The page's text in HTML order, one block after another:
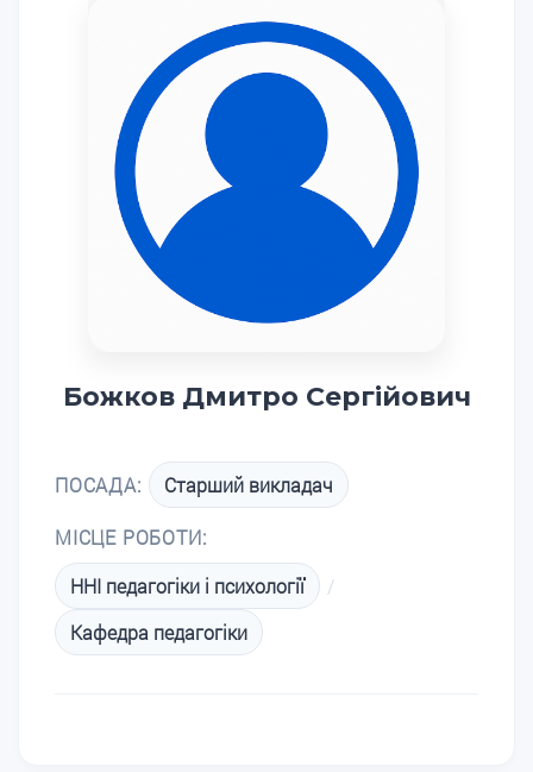
Божков Дмитро Сергійович
ПОСАДА: Старший викладач
МІСЦЕ РОБОТИ:
ННІ педагогіки і психології
/
Кафедра педагогіки